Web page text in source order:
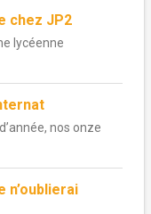
chez JP2
lycéenne
nos onze
n’oublierai